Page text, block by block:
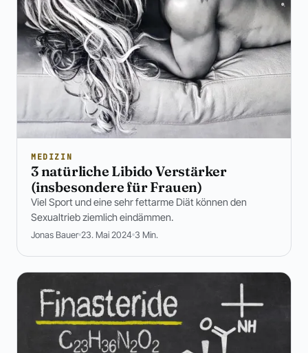
MEDIZIN
3 natürliche Libido Verstärker
(insbesondere für Frauen)
Viel Sport und eine sehr fettarme Diät können den
Sexualtrieb ziemlich eindämmen.
Jonas Bauer 23. Mai 2024 3 Min.